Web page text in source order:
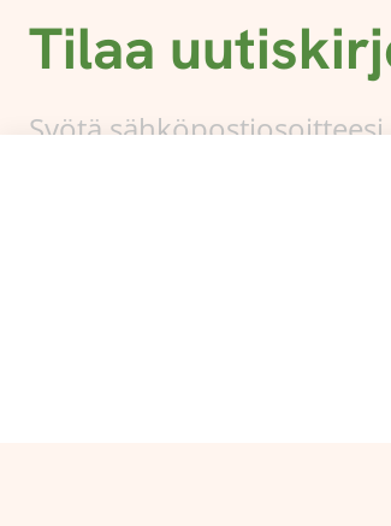
Tilaa